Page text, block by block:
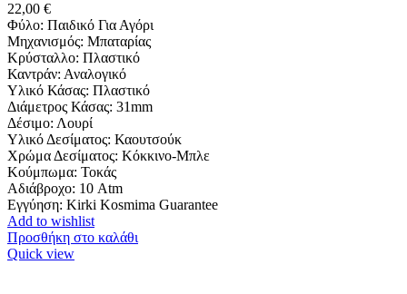
22,00 €
Φύλο: Παιδικό Για Αγόρι
Μηχανισμός: Μπαταρίας
Κρύσταλλο: Πλαστικό
Καντράν: Αναλογικό
Υλικό Κάσας: Πλαστικό
Διάμετρος Κάσας: 31mm
Δέσιμο: Λουρί
Υλικό Δεσίματος: Καουτσούκ
Χρώμα Δεσίματος: Κόκκινο-Μπλε
Κούμπωμα: Τοκάς
Αδιάβροχο: 10 Atm
Εγγύηση: Kirki Kosmima Guarantee
Add to wishlist
Προσθήκη στο καλάθι
Quick view